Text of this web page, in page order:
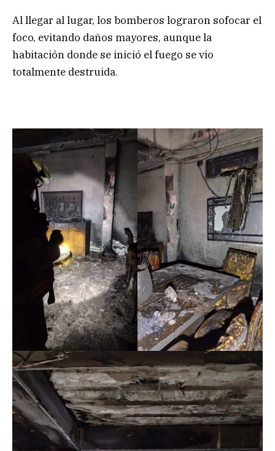
Al llegar al lugar, los bomberos lograron sofocar el
foco, evitando daños mayores, aunque la
habitación donde se inició el fuego se vio
totalmente destruida.